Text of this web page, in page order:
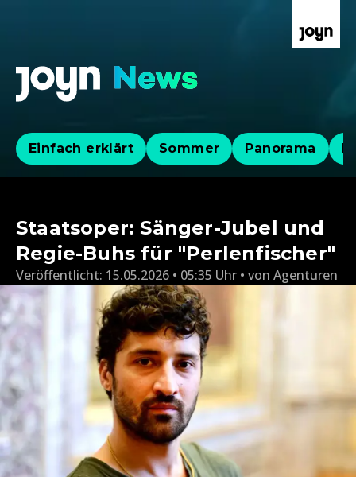
Einfach erklärt Sommer Panorama
Staatsoper: Sänger-Jubel und
Regie-Buhs für "Perlenfischer"
Veröffentlicht: 15.05.2026 • 05:35 Uhr von Agenturen